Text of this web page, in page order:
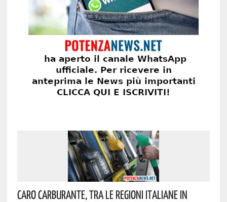
Caro Carburante, Tra Le Regioni Italiane In